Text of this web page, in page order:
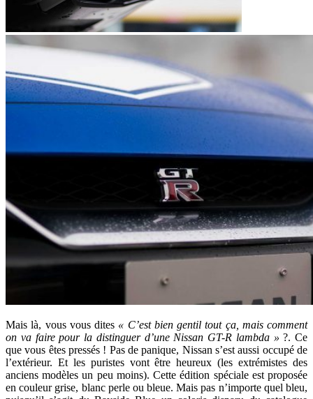
Mais là, vous vous dites « C’est bien gentil tout ça, mais comment
on va faire pour la distinguer d’une Nissan GT-R lambda » ?. Ce
que vous êtes pressés ! Pas de panique, Nissan s’est aussi occupé de
l’extérieur. Et les puristes vont être heureux (les extrémistes des
anciens modèles un peu moins). Cette édition spéciale est proposée
en couleur grise, blanc perle ou bleue. Mais pas n’importe quel bleu,